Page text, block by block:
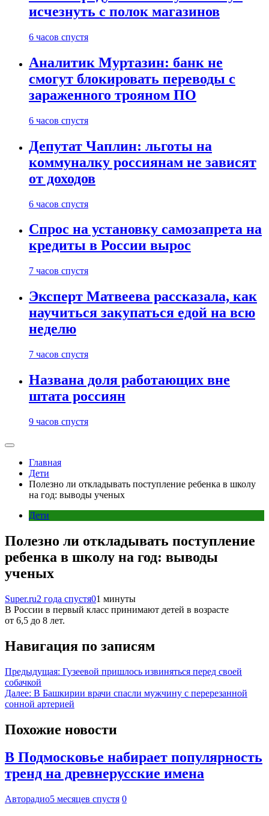
исчезнуть с полок магазинов
6 часов спустя
Аналитик Муртазин: банк не
смогут блокировать переводы с
зараженного трояном ПО
6 часов спустя
Депутат Чаплин: льготы на
коммуналку россиянам не зависят
от доходов
6 часов спустя
Спрос на установку самозапрета на
кредиты в России вырос
7 часов спустя
Эксперт Матвеева рассказала, как
научиться закупаться едой на всю
неделю
7 часов спустя
Названа доля работающих вне
штата россиян
9 часов спустя
Главная
Дети
Полезно ли откладывать поступление ребенка в школу
на год: выводы ученых
Дети
Полезно ли откладывать поступление
ребенка в школу на год: выводы
ученых
Super.ru2 года спустя01 минуты
В России в первый класс принимают детей в возрасте
от 6,5 до 8 лет.
Навигация по записям
Предыдущая: Гузеевой пришлось извиняться перед своей
собачкой
Далее: В Башкирии врачи спасли мужчину с перерезанной
сонной артерией
Похожие новости
В Подмосковье набирает популярность
тренд на древнерусские имена
Авторадио5 месяцев спустя 0